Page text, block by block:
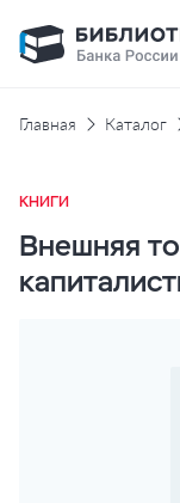
Главная Каталог
КНИГИ
Внешняя